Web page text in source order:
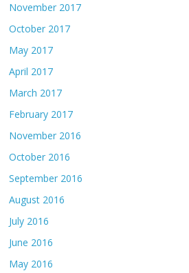
November 2017
October 2017
May 2017
April 2017
March 2017
February 2017
November 2016
October 2016
September 2016
August 2016
July 2016
June 2016
May 2016